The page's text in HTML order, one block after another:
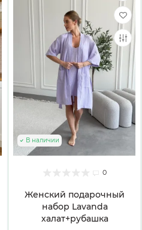
0
Женский подарочный
набор Lavanda
халат+рубашка
В наличии